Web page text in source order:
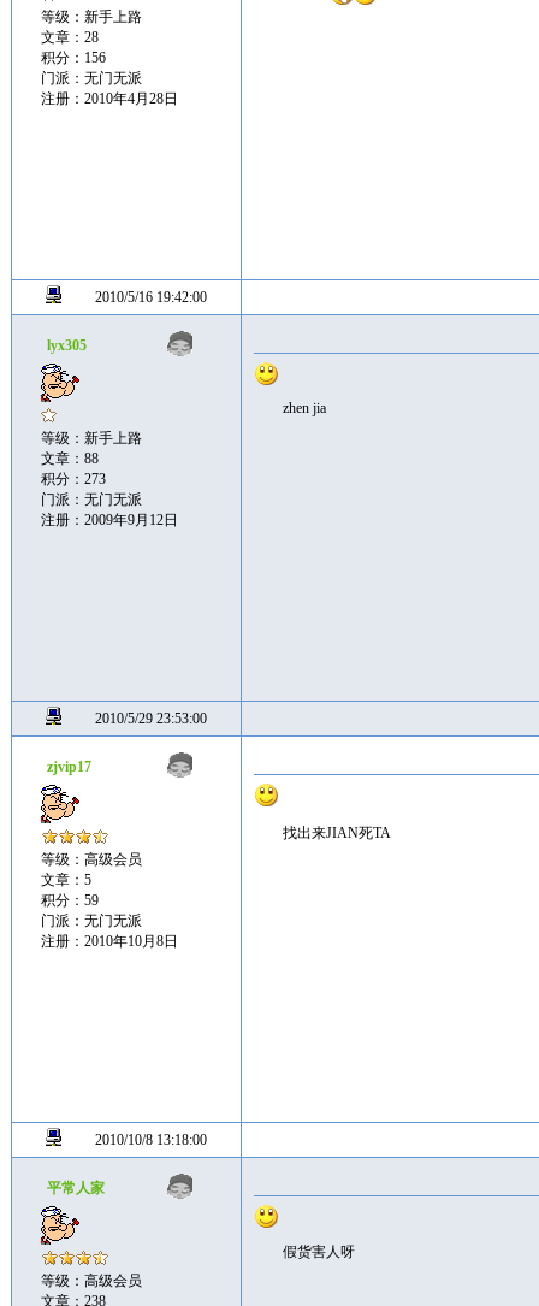
等级：新手上路
文章：28
积分：156
门派：无门无派
注册：2010年4月28日
2010/5/16 19:42:00
lyx305
等级：新手上路
文章：88
积分：273
门派：无门无派
注册：2009年9月12日
zhen jia
2010/5/29 23:53:00
zjvip17
等级：高级会员
文章：5
积分：59
门派：无门无派
注册：2010年10月8日
找出来JIAN死TA
2010/10/8 13:18:00
平常人家
等级：高级会员
文章：238
假货害人呀